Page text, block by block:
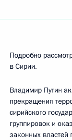
Подробно
в Сирии.
Владимир Путин
прекращения
сирийского
группировок и
законных властей